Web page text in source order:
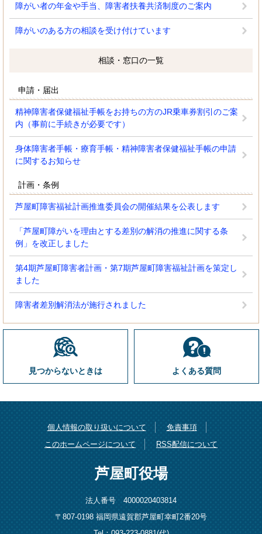
障がい者の年金や手当、障害者扶養共済制度のご案内
障がいのある方の相談を受け付けています
相談・窓口の一覧
申請・届出
精神障害者保健福祉手帳をお持ちの方のJR乗車券割引のご案
内（事前に手続きが必要です）
身体障害者手帳・療育手帳・精神障害者保健福祉手帳の申請
に関するお知らせ
計画・条例
芦屋町障害福祉計画推進委員会の開催結果を公表します
「芦屋町障がいを理由とする差別の解消の推進に関する条
例」を改正しました
第4期芦屋町障害者計画・第7期芦屋町障害福祉計画を策定し
ました
障害者差別解消法が施行されました
見つからないときは よくある質問
個人情報の取り扱いについて
免責事項
このホームページについて
RSS配信について
芦屋町役場
法人番号 4000020403814
〒807-0198 福岡県遠賀郡芦屋町幸町2番20号